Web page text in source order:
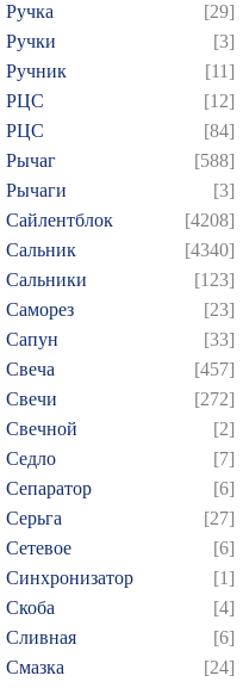
Ручка
[29]
Ручки
[3]
Ручник
[11]
РЦC
[12]
РЦС
[84]
Рычаг
[588]
Рычаги
[3]
Сайлентблок
[4208]
Сальник
[4340]
Сальники
[123]
Саморез
[23]
Сапун
[33]
Свеча
[457]
Свечи
[272]
Свечной
[2]
Седло
[7]
Сепаратор
[6]
Серьга
[27]
Сетевое
[6]
Синхронизатор
[1]
Скоба
[4]
Сливная
[6]
Смазка
[24]